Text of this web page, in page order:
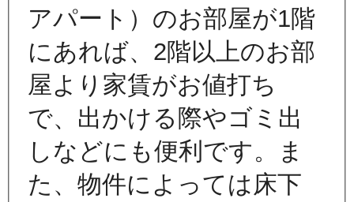
アパート）のお部屋が1階
にあれば、2階以上のお部
屋より家賃がお値打ち
で、出かける際やゴミ出
しなどにも便利です。ま
た、物件によっては床下